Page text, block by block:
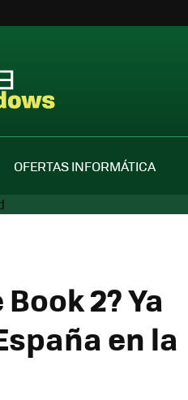
OFERTAS INFORMÁTICA
2? Ya
en la